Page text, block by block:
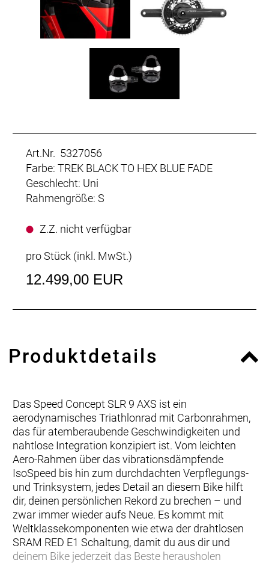
Art.Nr. 5327056
Farbe: TREK BLACK TO HEX BLUE FADE
Geschlecht: Uni
Rahmengröße: S
Z.Z. nicht verfügbar
pro Stück (inkl. MwSt.)
12.499,00 EUR
Produktdetails
Das Speed Concept SLR 9 AXS ist ein
aerodynamisches Triathlonrad mit Carbonrahmen,
das für atemberaubende Geschwindigkeiten und
nahtlose Integration konzipiert ist. Vom leichten
Aero-Rahmen über das vibrationsdämpfende
IsoSpeed bis hin zum durchdachten Verpflegungs-
und Trinksystem, jedes Detail an diesem Bike hilft
dir, deinen persönlichen Rekord zu brechen – und
zwar immer wieder aufs Neue. Es kommt mit
Weltklassekomponenten wie etwa der drahtlosen
SRAM RED E1 Schaltung, damit du aus dir und
deinem Bike jederzeit das Beste herausholen